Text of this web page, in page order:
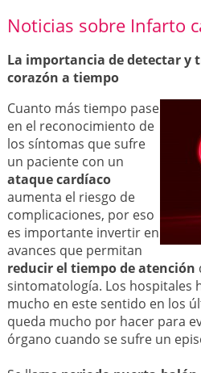
Noticias sobre Infarto
La importancia de detectar y
corazón a tiempo
Cuanto más tiempo pase
en el reconocimiento de
los síntomas que sufre
un paciente con un
ataque cardíaco
aumenta el riesgo de
complicaciones, por eso
es importante invertir en
avances que permitan
reducir el tiempo de atención
sintomatología. Los hospitales
mucho en este sentido en los
queda mucho por hacer para
órgano cuando se sufre un